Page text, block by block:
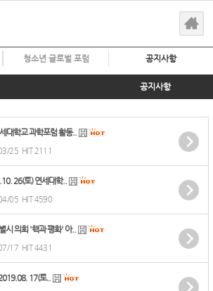
청소년 글로벌 포럼 공지사항
공지사항
대학교 과학포럼 활동..
25 HIT 2111
26(토) 연세대학..
05 HIT 4590
시 의회 '핵과 평화' 아..
17 HIT 4431
17(토..